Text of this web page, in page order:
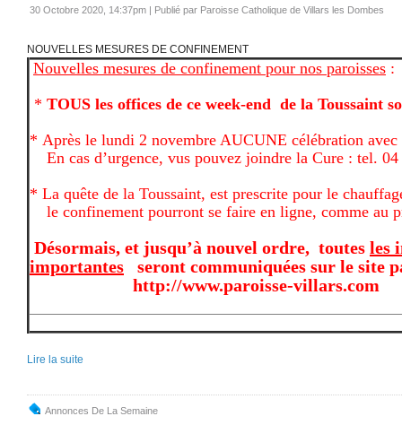
30 Octobre 2020, 14:37pm | Publié par Paroisse Catholique de Villars les Dombes
NOUVELLES MESURES DE CONFINEMENT
Nouvelles mesures de confinement pour nos paroisses :
* TOUS les offices de ce week-end de la Toussaint
* Après le lundi 2 novembre AUCUNE célébration avec
En cas d’urgence, vus pouvez joindre la Cure : tel.
* La quête de la Toussaint, est prescrite pour le
le confinement pourront se faire en ligne, comme au
Désormais, et jusqu’à nouvel ordre, toutes les
importantes seront communiquées
http://www.paroisse-villars.com
Lire la suite
Annonces De La Semaine